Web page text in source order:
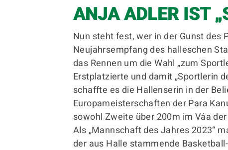
ANJA ADLER IST
Nun steht fest, wer in der Gunst des
Neujahrsempfang des halleschen
das Rennen um die Wahl „zum
Erstplatzierte und damit „Sportlerin
schaffte es die Hallenserin in der
Europameisterschaften der Para
sowohl Zweite über 200m im Váa
Als „Mannschaft des Jahres 2023“
der aus Halle stammende
Ausfälle und Vertretungen